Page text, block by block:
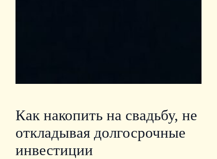
Как накопить на свадьбу, не
откладывая долгосрочные
инвестиции